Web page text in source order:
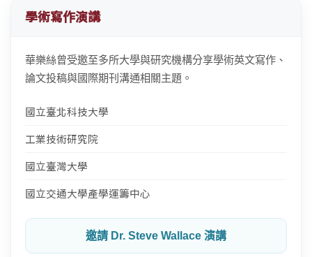
學術寫作演講
華樂絲曾受邀至多所大學與研究機構分享學術英文寫作、
論文投稿與國際期刊溝通相關主題。
國立臺北科技大學
工業技術研究院
國立臺灣大學
國立交通大學產學運籌中心
邀請 Dr. Steve Wallace 演講